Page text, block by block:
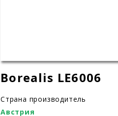
Borealis LE6006
Страна производитель
Австрия